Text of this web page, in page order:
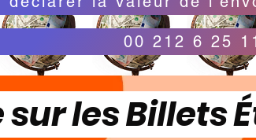
00 212 6 25
sur les Billets